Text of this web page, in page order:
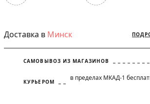
Доставка в Минск
САМОВЫВОЗ ИЗ МАГАЗИНОВ
КУРЬЕРОМ в пределах МКАД-1